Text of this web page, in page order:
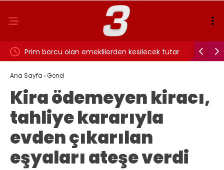
tek Prim borcu olan emeklilerden kesilecek tutar
netleşti: İşte o rakam
Ana Sayfa ›Genel
Kira ödemeyen kiracı,
tahliye kararıyla
evden çıkarılan
eşyaları ateşe verdi